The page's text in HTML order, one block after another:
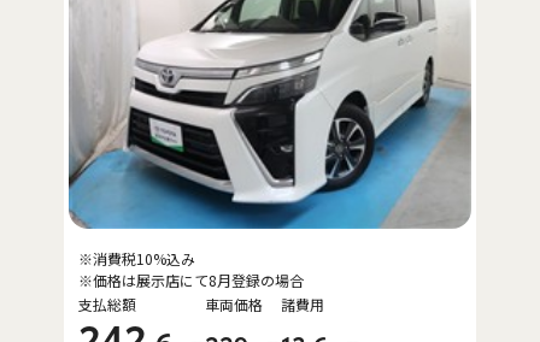
支払総額 車両価格 諸費用
※消費税10%込み
※価格は展示店にて8月登録の場合